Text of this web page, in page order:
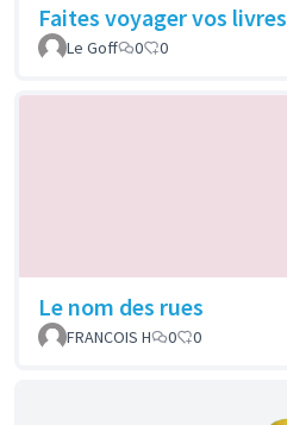
Faites voyager vos livres
Le Goff
0 0
Le nom des rues
FRANCOIS H
0 0